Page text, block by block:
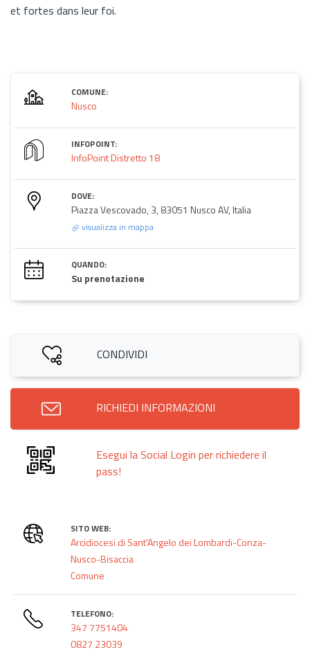
et fortes dans leur foi.
COMUNE:
Nusco
INFOPOINT:
InfoPoint Distretto 18
DOVE:
Piazza Vescovado, 3, 83051 Nusco AV, Italia
visualizza in mappa
QUANDO:
Su prenotazione
CONDIVIDI
RICHIEDI INFORMAZIONI
Esegui la Social Login per richiedere il
pass!
SITO WEB:
Arcidiocesi di Sant'Angelo dei Lombardi-Conza-
Nusco-Bisaccia
Comune
TELEFONO:
347 7751404
0827 23039